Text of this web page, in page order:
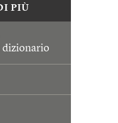
PIÙ
dizionario